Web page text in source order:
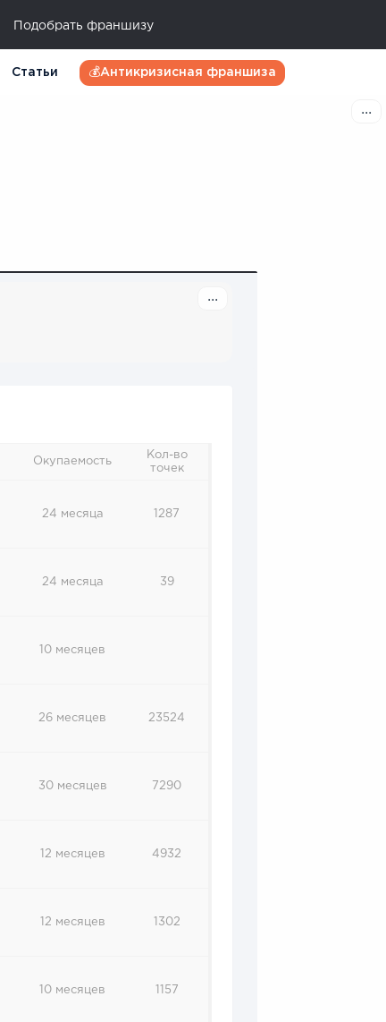
Подобрать франшизу
Статьи 💰Антикризисная франшиза
Окупаемость
Кол-во
точек
24 месяца 1287
24 месяца 39
10 месяцев
26 месяцев 23524
30 месяцев 7290
12 месяцев 4932
12 месяцев 1302
10 месяцев 1157